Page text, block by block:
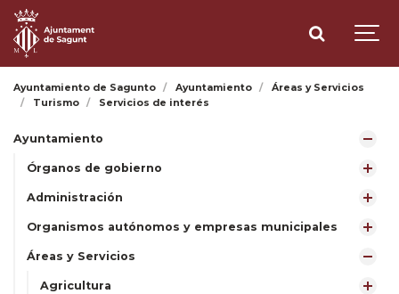
Ayuntamiento de Sagunto Ayuntamiento
Áreas y Servicios
Turismo
Servicios de interés
Ayuntamiento
Órganos de gobierno
Administración
Organismos autónomos y empresas municipales
Áreas y Servicios
Agricultura